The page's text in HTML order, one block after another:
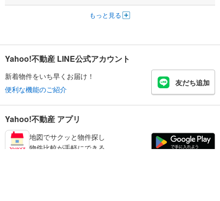
もっと見る
Yahoo!不動産 LINE公式アカウント
新着物件をいち早くお届け！
便利な機能のご紹介
友だち追加
Yahoo!不動産 アプリ
地図でサクッと物件探し
物件比較が手軽にできる